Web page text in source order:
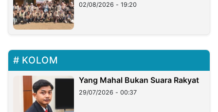
02/08/2026 - 19:20
KOLOM
Yang Mahal Bukan Suara Rakyat
29/07/2026 - 00:37